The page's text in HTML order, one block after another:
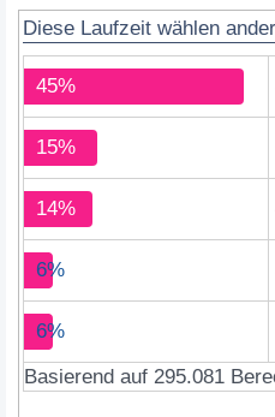
Diese Laufzeit wählen
45%
15%
14%
6%
6%
Basierend auf 295.081